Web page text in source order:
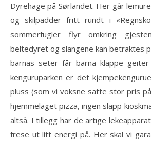
Dyrehage på Sørlandet. Her går
og skilpadder fritt rundt i
sommerfugler flyr omkring
beltedyret og slangene kan betraktes
barnas seter får barna klappe
kenguruparken er det
pluss (som vi voksne satte stor pris
hjemmelaget pizza, ingen slapp
altså. I tillegg har de artige
frese ut litt energi på. Her skal vi